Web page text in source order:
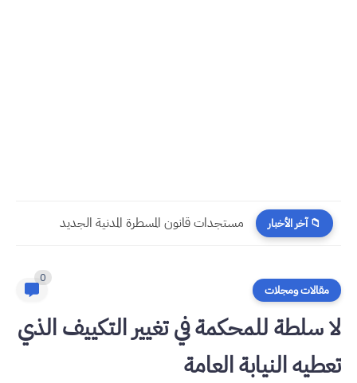
📁 آخر الأخبار
مقالات ومجلات
0
لا سلطة للمحكمة في تغيير التكييف الذي
تعطيه النيابة العامة